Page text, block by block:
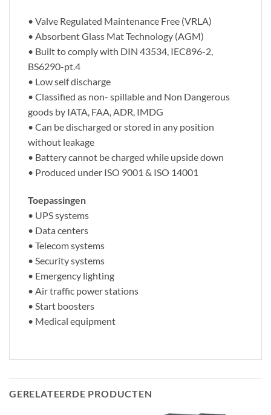
• Valve Regulated Maintenance Free (VRLA)
• Absorbent Glass Mat Technology (AGM)
• Built to comply with DIN 43534, IEC896-2,
BS6290-pt.4
• Low self discharge
• Classified as non- spillable and Non Dangerous
goods by IATA, FAA, ADR, IMDG
• Can be discharged or stored in any position
without leakage
• Battery cannot be charged while upside down
• Produced under ISO 9001 & ISO 14001
Toepassingen
• UPS systems
• Data centers
• Telecom systems
• Security systems
• Emergency lighting
• Air traffic power stations
• Start boosters
• Medical equipment
GERELATEERDE PRODUCTEN